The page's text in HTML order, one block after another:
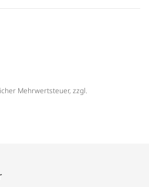
Mehrwertsteuer, zzgl.